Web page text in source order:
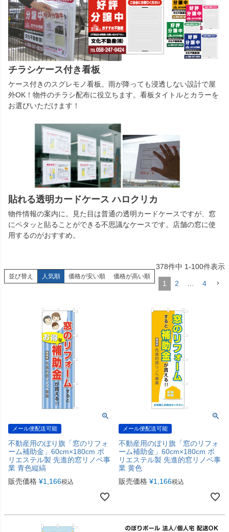
チラシケース付き看板
ケース付きのスグレモノ看板。雨が降っても浸透しない設計で屋
外OK！物件のチラシ配布に役立ちます。看板タイトルとカラーを
お選びいただけます！
貼れる透明カードケース ハロクリカ
物件情報の案内に。見た目は普通の透明カードケースですが、窓
にペタッと貼ることができる不思議なケースです。店舗の窓に使
用するのがおすすめ。
並び替え 人気順 価格が安い順 価格が高い順
378件中 1-100件表示
1 2 4
メール便配送可能
不動産用のぼり旗「窓のリフォ
ーム補助金」60cm×180cm ポ
リエステル製 先進的窓リノベ事
業 青色縦縞
販売価格 ¥1,166税込
メール便配送可能
不動産用のぼり旗「窓のリフォ
ーム補助金」60cm×180cm ポ
リエステル製 先進的窓リノベ事
業 黄色
販売価格 ¥1,166税込